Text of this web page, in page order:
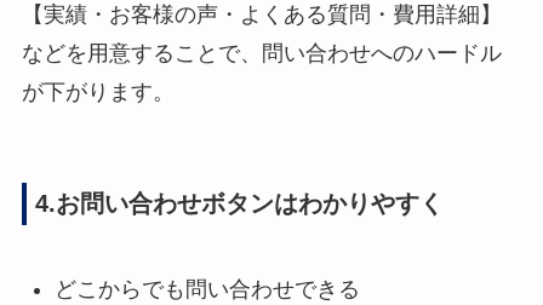
【実績・お客様の声・よくある質問・費用詳細】
などを用意することで、問い合わせへのハードル
が下がります。
4.お問い合わせボタンはわかりやすく
どこからでも問い合わせできる